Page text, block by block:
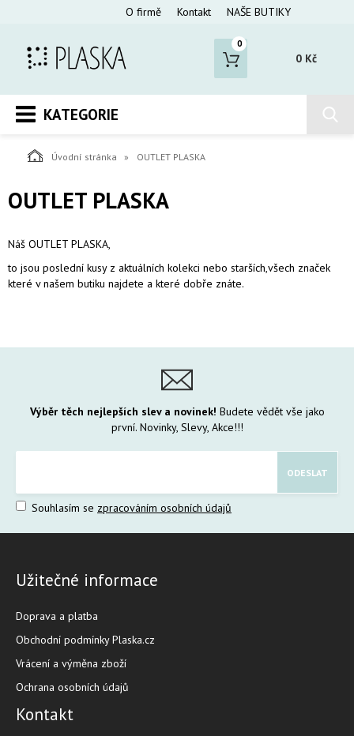
O firmě Kontakt NAŠE BUTIKY
0
0 Kč
KATEGORIE
Úvodní stránka OUTLET PLASKA
OUTLET PLASKA
Náš OUTLET PLASKA,
to jsou poslední kusy z aktuálních kolekci nebo starších,všech značek
které v našem butiku najdete a které dobře znáte.
Výběr těch nejlepších slev a novinek! Budete vědět vše jako
první. Novinky, Slevy, Akce!!!
Souhlasím se zpracováním osobních údajů
Užitečné informace
Doprava a platba
Obchodní podmínky Plaska.cz
Vrácení a výměna zboží
Ochrana osobních údajů
Kontakt